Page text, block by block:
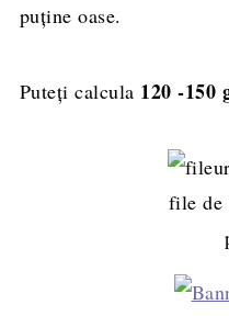
puține oase.
Puteți calcula 120 -150
file de